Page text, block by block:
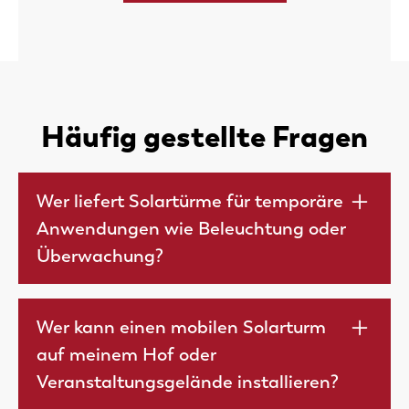
Häufig gestellte Fragen
Wer liefert Solartürme für temporäre
Anwendungen wie Beleuchtung oder
Überwachung?
mobilen Kameramasten verweisen wir Sie gerne
an einen unserer Stammkunden. Für die
Vermietung von mobilen
Wer kann einen mobilen Solarturm
auf meinem Hof oder
Veranstaltungsgelände installieren?